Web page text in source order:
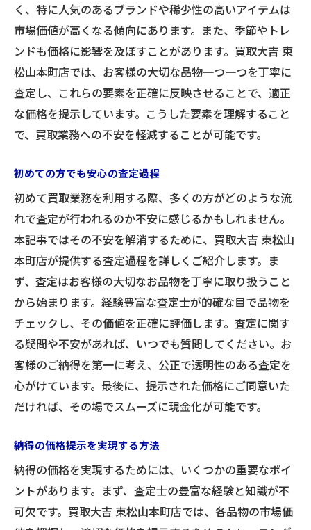
く、特に人気のあるブランドや稀少性の高いアイテムは
市場価値が高くなる傾向にあります。また、季節やトレ
ンドも価格に影響を及ぼすことがあります。買取大吉 東
松山本町店では、お客様の大切な品物一つ一つを丁寧に
査定し、これらの要素を正確に反映させることで、適正
な価格を提示しています。こうした要素を理解すること
で、買取業務への不安を軽減することが可能です。
初めての方でも安心の査定過程
初めて買取業務を利用する際、多くの方がどのような流
れで査定が行われるのか不安に感じるかもしれません。
本記事ではその不安を解消するために、買取大吉 東松山
本町店が提供する査定過程を詳しくご紹介します。ま
ず、査定はお客様の大切なお品物を丁寧に取り扱うこと
から始まります。経験豊富な査定士が的確な目で品物を
チェックし、その価値を正確に評価します。査定に関す
る疑問や不安があれば、いつでも質問してください。お
客様のご納得を第一に考え、公正で透明性のある査定を
心がけています。最後に、提示された価格にご同意いた
だければ、その場でスムーズに現金化が可能です。
納得の価格提示を実現する方法
納得の価格を実現するためには、いくつかの重要なポイ
ントがあります。まず、査定士の豊富な経験と知識が不
可欠です。買取大吉 東松山本町店では、各品物の市場価